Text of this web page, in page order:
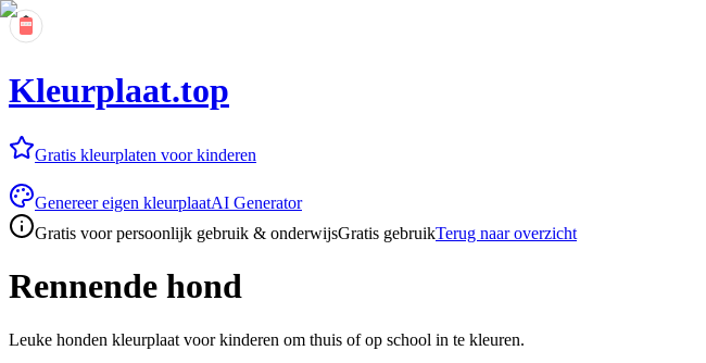
Kleurplaat.top
Gratis kleurplaten voor kinderen
Genereer eigen kleurplaatAI Generator
Gratis voor persoonlijk gebruik & onderwijsGratis gebruikTerug naar overzicht
Rennende hond
Leuke honden kleurplaat voor kinderen om thuis of op school in te kleuren.